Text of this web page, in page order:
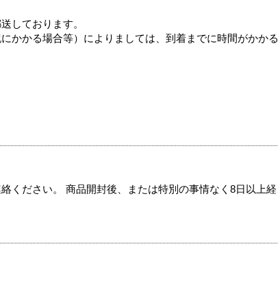
しております。
かかる場合等）によりましては、到着までに時間がかかる
ください。 商品開封後、または特別の事情なく8日以上経